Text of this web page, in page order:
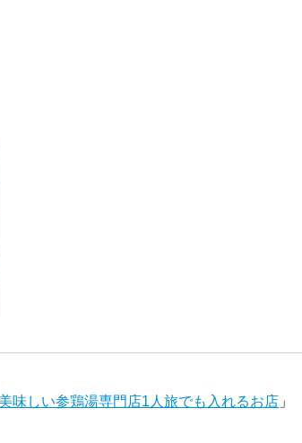
味しい参鶏湯専門店1人旅でも入れるお店 」